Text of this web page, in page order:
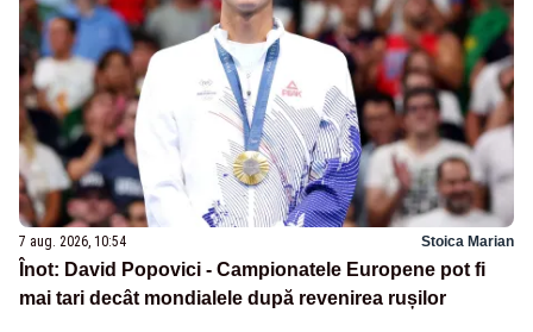
7 aug. 2026, 10:54 Stoica Marian
Înot: David Popovici - Campionatele Europene pot fi
mai tari decât mondialele după revenirea rușilor